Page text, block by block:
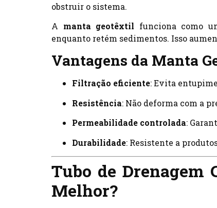
obstruir o sistema.
A manta geotêxtil funciona como
enquanto retém sedimentos. Isso
Vantagens da Manta
Filtração eficiente: Evita
Resistência: Não deforma com a
Permeabilidade controlada:
Durabilidade: Resistente a
Tubo de Drenagem
Melhor?